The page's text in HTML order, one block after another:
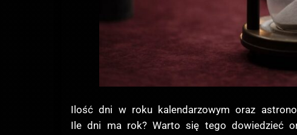
Ilość dni w roku kalendarzowym oraz
Ile dni ma rok? Warto się tego dowiedzieć